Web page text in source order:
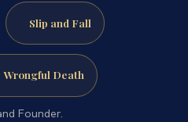
Slip and Fall
Wrongful Death
Founder.